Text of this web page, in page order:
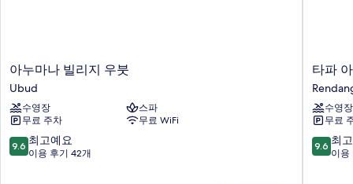
아
누
마
나
빌
리
지
아누마나 빌리지 우붓
Ubud
수영장
스파
무료 주차
무료 WiFi
10
점
9.6 최고예요
이용 후기 42개
타
파
아
궁
리
뷰
타파
수영장
무료
10
점
9.6 최
이용